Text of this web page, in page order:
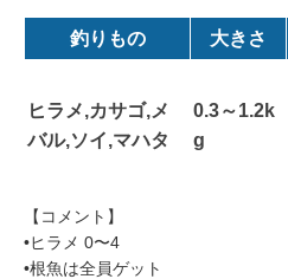
釣りもの 大きさ
ヒラメ,カサゴ,メ
バル,ソイ,マハタ
0.3～1.2k
g
【コメント】
•ヒラメ 0〜4
•根魚は全員ゲット